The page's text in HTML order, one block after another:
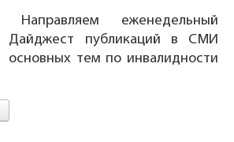
Направляем еженедельный
Дайджест публикаций в СМИ
основных тем по инвалидности